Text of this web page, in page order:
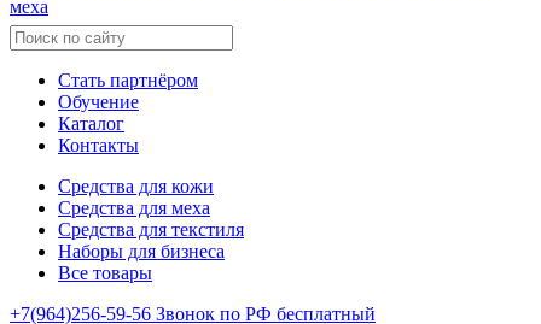
Стать партнёром
Обучение
Каталог
Контакты
Средства для кожи
Средства для меха
Средства для текстиля
Наборы для бизнеса
Все товары
+7(964)256-59-56 Звонок по РФ бесплатный